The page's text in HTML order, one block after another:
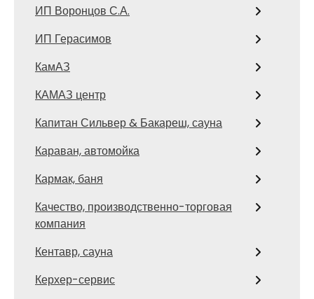
ИП Воронцов С.А.
ИП Герасимов
КамАЗ
КАМАЗ центр
Капитан Сильвер & Бакареш, сауна
Караван, автомойка
Кармак, баня
Качество, производственно-торговая
компания
Кентавр, сауна
Керхер-сервис